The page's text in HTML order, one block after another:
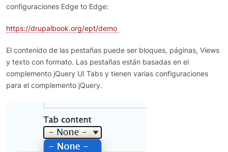
configuraciones Edge to Edge:
https://drupalbook.org/ept/demo
El contenido de las pestañas puede ser bloques, páginas, Views
y texto con formato. Las pestañas están basadas en el
complemento jQuery UI Tabs y tienen varias configuraciones
para el complemento jQuery.